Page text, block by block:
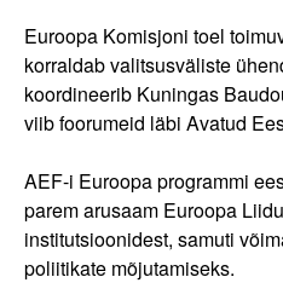
Euroopa Komisjoni toel
korraldab valitsusväliste
koordineerib Kuningas
viib foorumeid läbi Avatud
AEF-i Euroopa programmi
parem arusaam Euroopa
institutsioonidest, samuti
poliitikate mõjutamiseks.